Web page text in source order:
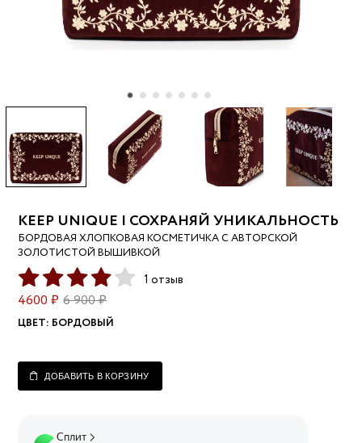
KEEP UNIQUE | СОХРАНЯЙ УНИКАЛЬНОСТЬ
БОРДОВАЯ ХЛОПКОВАЯ КОСМЕТИЧКА С АВТОРСКОЙ
ЗОЛОТИСТОЙ ВЫШИВКОЙ
1 отзыв
4600 ₽ 6 900 ₽
ЦВЕТ: БОРДОВЫЙ
ДОБАВИТЬ В КОРЗИНУ